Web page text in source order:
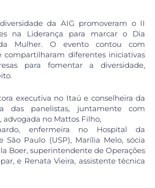
da AIG promoveram o II
na Liderança para marcar o Dia
Mulher. O evento contou com
compartilharam diferentes iniciativas
para fomentar a diversidade,
executiva no Itaú e conselheira da
das panelistas, juntamente com
advogada no Mattos Filho,
enfermeira no Hospital da
São Paulo (USP), Marília Melo, sócia
Boer, superintendente de Operações
e Renata Vieira, assistente técnica